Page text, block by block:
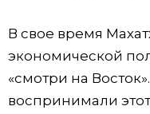
В свое время
экономической
«смотри на
воспринимали